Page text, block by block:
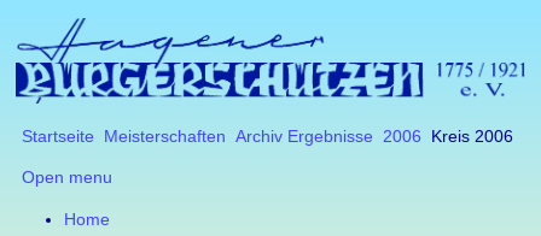
Startseite Meisterschaften Archiv Ergebnisse 2006 Kreis 2006
Open menu
Home